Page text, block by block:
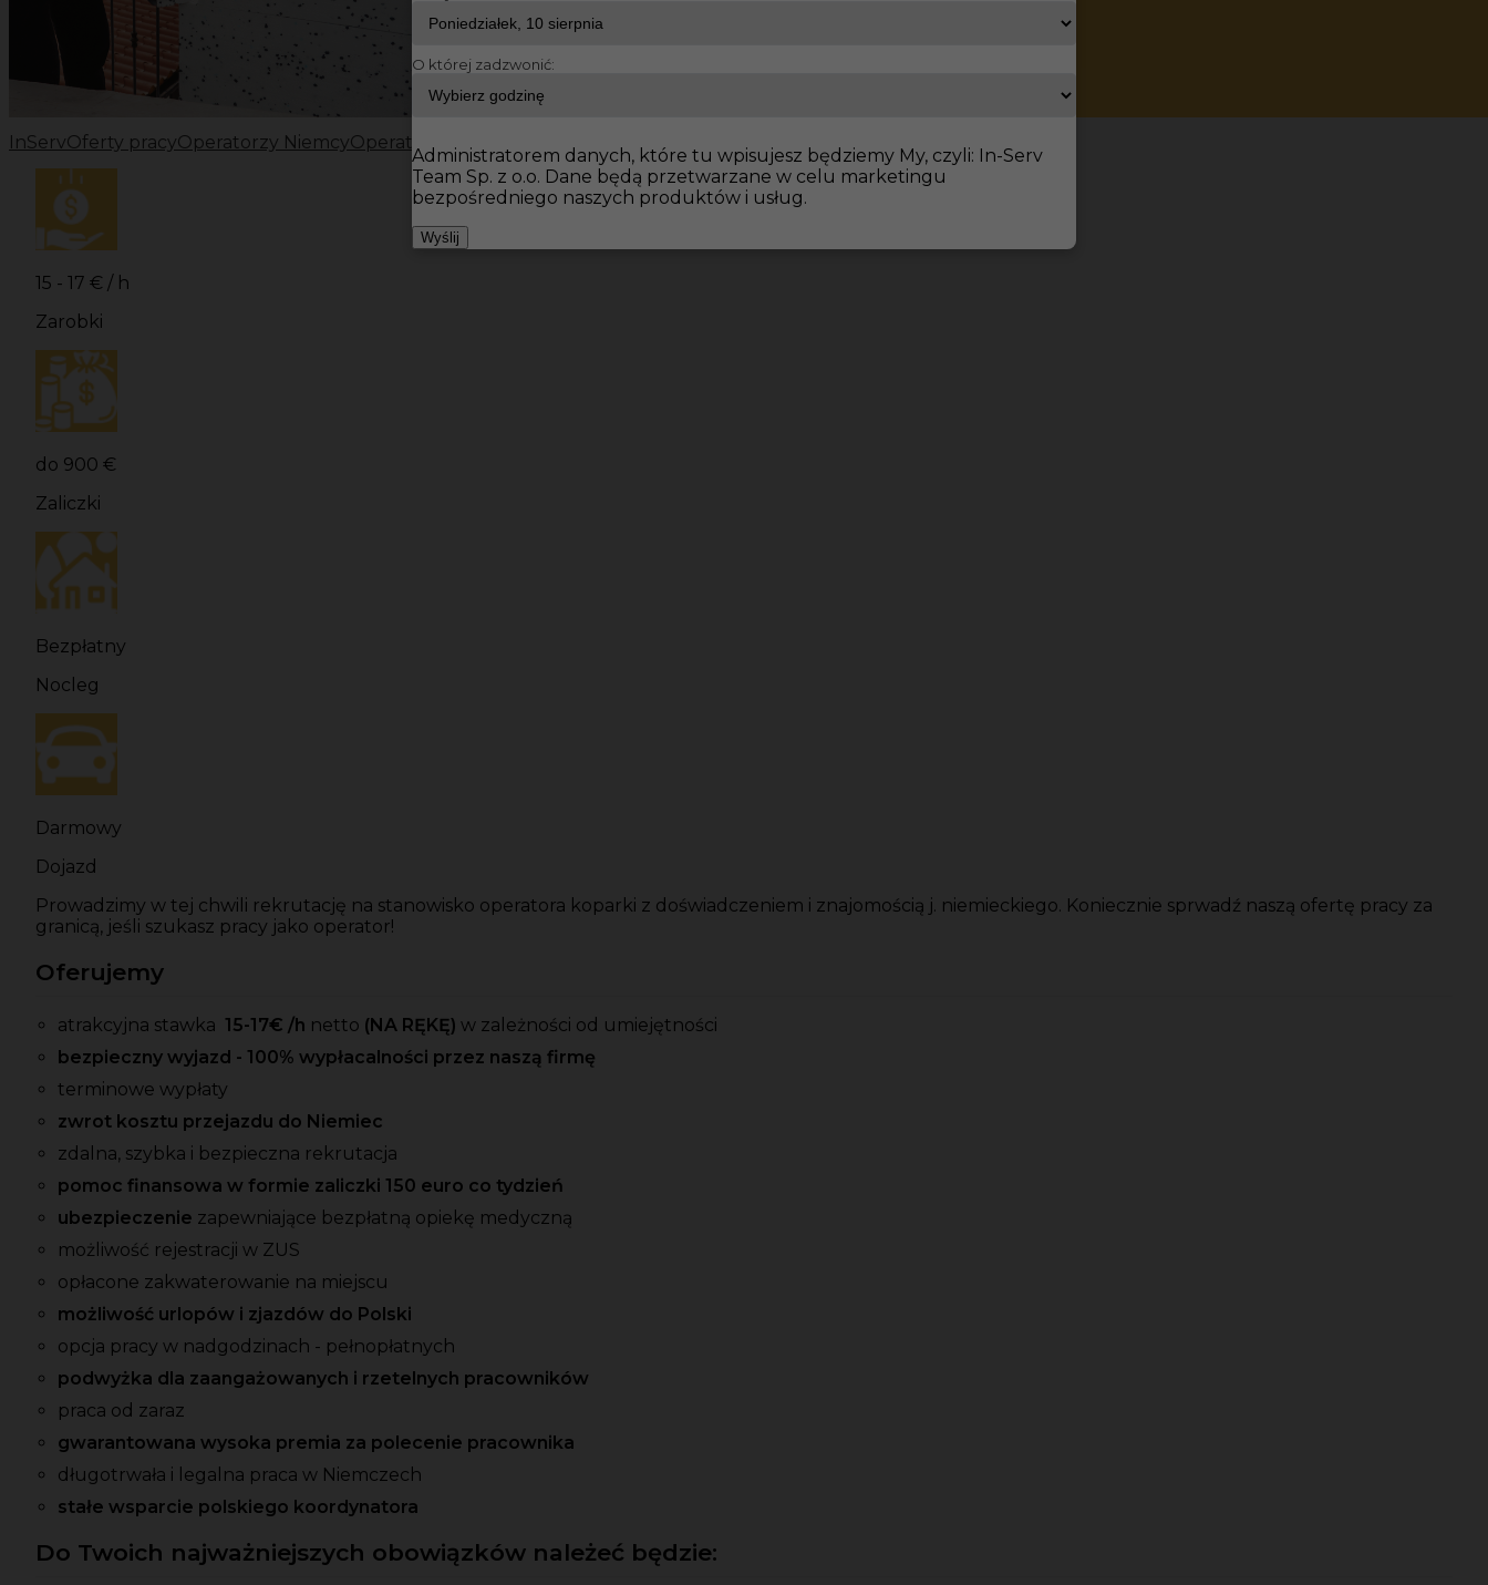
InServOferty pracyOperatorzy NiemcyOperatorzy Operator koparki praca Niemcy
15 - 17 € / h
Zarobki
do 900 €
Zaliczki
Bezpłatny
Nocleg
Darmowy
Dojazd
Prowadzimy w tej chwili rekrutację na stanowisko operatora koparki z doświadczeniem i znajomością j. niemieckiego. Koniecznie sprwadź naszą ofertę pracy za
granicą, jeśli szukasz pracy jako operator!
Oferujemy
atrakcyjna stawka 15-17€ /h netto (NA RĘKĘ) w zależności od umiejętności
bezpieczny wyjazd - 100% wypłacalności przez naszą firmę
terminowe wypłaty
zwrot kosztu przejazdu do Niemiec
zdalna, szybka i bezpieczna rekrutacja
pomoc finansowa w formie zaliczki 150 euro co tydzień
ubezpieczenie zapewniające bezpłatną opiekę medyczną
możliwość rejestracji w ZUS
opłacone zakwaterowanie na miejscu
możliwość urlopów i zjazdów do Polski
opcja pracy w nadgodzinach - pełnopłatnych
podwyżka dla zaangażowanych i rzetelnych pracowników
praca od zaraz
gwarantowana wysoka premia za polecenie pracownika
długotrwała i legalna praca w Niemczech
stałe wsparcie polskiego koordynatora
Do Twoich najważniejszych obowiązków należeć będzie:
O której zadzwonić:
Administratorem danych, które tu wpisujesz będziemy My, czyli: In-Serv
Team Sp. z o.o. Dane będą przetwarzane w celu marketingu
bezpośredniego naszych produktów i usług.
Wyślij